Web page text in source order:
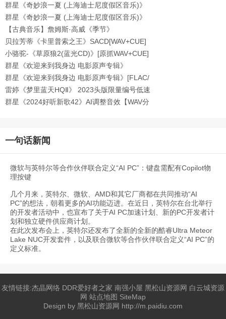
[518.8
群星《奇妙浪一夏 (上海迪士尼度假区音乐)》
[32
群星《奇妙浪一夏 (上海迪士尼度假区音乐)》
[FL
【古典音乐】詹姆斯·高威《季节》
1993[WAV+CUE]
贝拉芳蒂《卡里普索之王》SACD[WAV+CUE]
小骆驼-《草原狼2(蓝光CD)》[原抓WAV+CUE]
群星《欢迎来到我身边 电影原声专辑》
[320K/MP3
群星《欢迎来到我身边 电影原声专辑》[FLAC/
分轨
雷婷《梦里蓝天HQⅡ》 2023头版限量编号低速
原抓
群星《2024好听新歌42》AI调整音效【WAV分
一句话新闻
微软与英特尔等合作伙伴联合定义“AI PC”：键盘需配有Copilot物
理按键
几个月来，英特尔、微软、AMD和其它厂商都在共同推动“AI
PC”的想法，朝着更多的AI功能迈进。在近日，英特尔在台北举行
的开发者活动中，也宣布了关于AI PC加速计划、新的PC开发者计
划和独立硬件供应商计划。
在此次发布会上，英特尔还发布了全新的全新的酷睿Ultra Meteor
Lake NUC开发套件，以及联合微软等合作伙伴联合定义“AI PC”的
定义标准。
友情链接:杰晶网络 DDR爱好者之家 南强小屋 黑松山资源网 白云城资源
网 站点地图 SiteMap
Design by 黑松山资源网 http://m.paidiu.com